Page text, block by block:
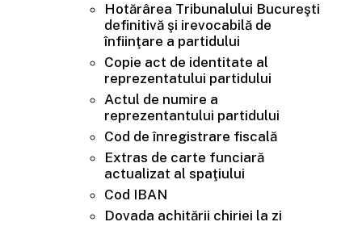
Hotărârea Tribunalului Bucureşti
definitivă şi irevocabilă de
înfiinţare a partidului
Copie act de identitate al
reprezentatului partidului
Actul de numire a
reprezentantului partidului
Cod de înregistrare fiscală
Extras de carte funciară
actualizat al spaţiului
Cod IBAN
Dovada achitării chiriei la zi